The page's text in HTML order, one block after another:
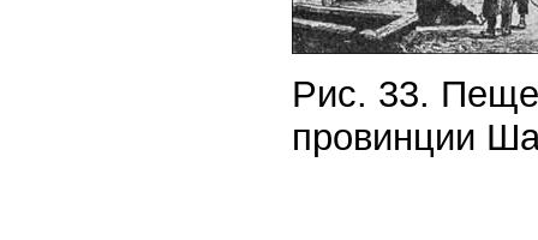
Рис. 33.
провинции